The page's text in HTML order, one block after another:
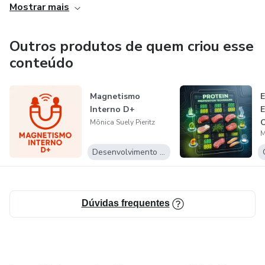
Mostrar mais
Outros produtos de quem criou esse
conteúdo
Magnetismo
Interno D+
Mônica Suely Pieritz
Desenvolvimento Pessoal
Dúvidas frequentes